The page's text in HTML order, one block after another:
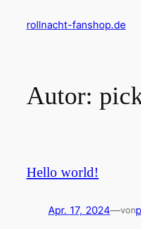
Inhaltrollnacht-fanshop.de
Autor:
Hello world!
Apr. 17, 2024—von